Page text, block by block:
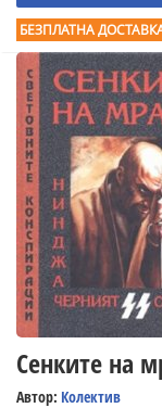
БЕЗПЛАТНА
Сенките на
Автор: Колектив